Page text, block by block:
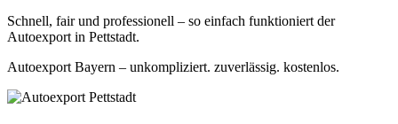
Schnell, fair und professionell – so einfach funktioniert der
Autoexport in Pettstadt.
Autoexport Bayern – unkompliziert. zuverlässig. kostenlos.